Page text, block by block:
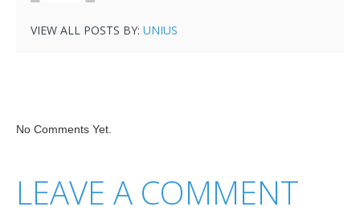
VIEW ALL POSTS BY: UNIUS
No Comments Yet.
LEAVE A COMMENT